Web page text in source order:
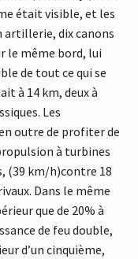
était visible, et les
artillerie, dix canons
le même bord, lui
de tout ce qui se
à 14 km, deux à
Les
outre de profiter de
à turbines
(39 km/h)contre 18
Dans le même
que de 20% à
de feu double,
d’un cinquième,